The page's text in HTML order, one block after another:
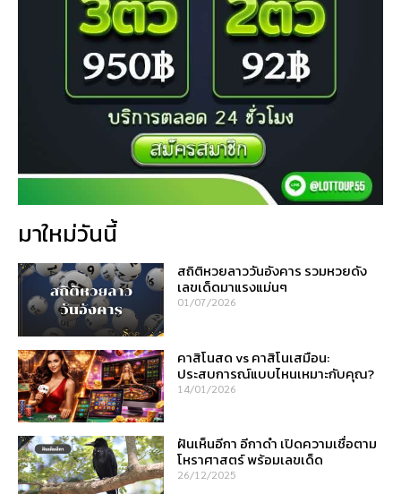
มาใหม่วันนี้
สถิติหวยลาววันอังคาร รวมหวยดัง
เลขเด็ดมาแรงแม่นๆ
01/07/2026
คาสิโนสด vs คาสิโนเสมือน:
ประสบการณ์แบบไหนเหมาะกับคุณ?
14/01/2026
ฝันเห็นอีกา อีกาดำ เปิดความเชื่อตาม
โหราศาสตร์ พร้อมเลขเด็ด
26/12/2025